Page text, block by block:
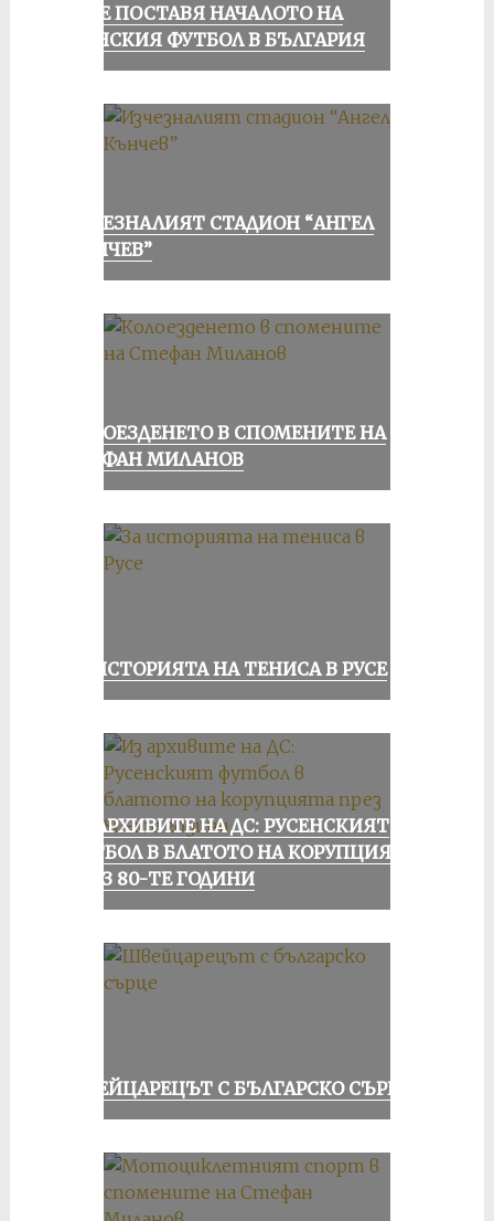
РУСЕ ПОСТАВЯ НАЧАЛОТО НА
ЖЕНСКИЯ ФУТБОЛ В БЪЛГАРИЯ
ИЗЧЕЗНАЛИЯТ СТАДИОН “АНГЕЛ
КЪНЧЕВ”
КОЛОЕЗДЕНЕТО В СПОМЕНИТЕ НА
СТЕФАН МИЛАНОВ
ЗА ИСТОРИЯТА НА ТЕНИСА В РУСЕ
ИЗ АРХИВИТЕ НА ДС: РУСЕНСКИЯТ
ФУТБОЛ В БЛАТОТО НА КОРУПЦИЯТА
ПРЕЗ 80-ТЕ ГОДИНИ
ШВЕЙЦАРЕЦЪТ С БЪЛГАРСКО СЪРЦЕ